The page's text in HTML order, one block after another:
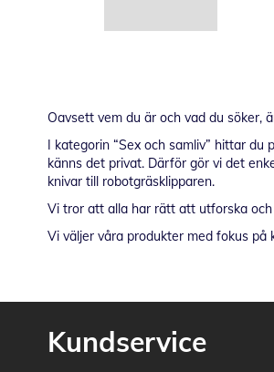
Oavsett vem du är och vad du söker,
I kategorin “Sex och samliv” hittar
känns det privat. Därför gör vi det
knivar till robotgräsklipparen.
Vi tror att alla har rätt att utforska och
Vi väljer våra produkter med fokus
Kundservice